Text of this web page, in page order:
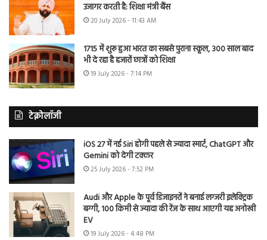
उजागर करती है: शिक्षा मंत्री बैंस
20 July 2026 - 11:43 AM
1715 में शुरू हुआ भारत का सबसे पुराना स्कूल, 300 साल बाद
भी दे रहा है हजारों छात्रों को शिक्षा
19 July 2026 - 7:14 PM
टेक्नोलॉजी
iOS 27 में नई Siri होगी पहले से ज्यादा स्मार्ट, ChatGPT और
Gemini को देगी टक्कर
25 July 2026 - 7:52 PM
Audi और Apple के पूर्व डिजाइनरों ने बनाई लग्जरी इलेक्ट्रिक
बग्गी, 100 किमी से ज्यादा की रेंज के साथ आएगी यह अनोखी
EV
19 July 2026 - 4:48 PM